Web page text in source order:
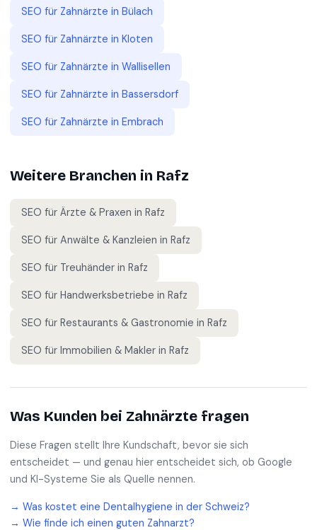
SEO für Zahnärzte in Bülach
SEO für Zahnärzte in Kloten
SEO für Zahnärzte in Wallisellen
SEO für Zahnärzte in Bassersdorf
SEO für Zahnärzte in Embrach
Weitere Branchen in Rafz
SEO für Ärzte & Praxen in Rafz
SEO für Anwälte & Kanzleien in Rafz
SEO für Treuhänder in Rafz
SEO für Handwerksbetriebe in Rafz
SEO für Restaurants & Gastronomie in Rafz
SEO für Immobilien & Makler in Rafz
Was Kunden bei Zahnärzte fragen
Diese Fragen stellt Ihre Kundschaft, bevor sie sich
entscheidet — und genau hier entscheidet sich, ob Google
und KI-Systeme Sie als Quelle nennen.
→ Was kostet eine Dentalhygiene in der Schweiz?
→ Wie finde ich einen guten Zahnarzt?